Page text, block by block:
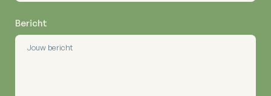
Bericht